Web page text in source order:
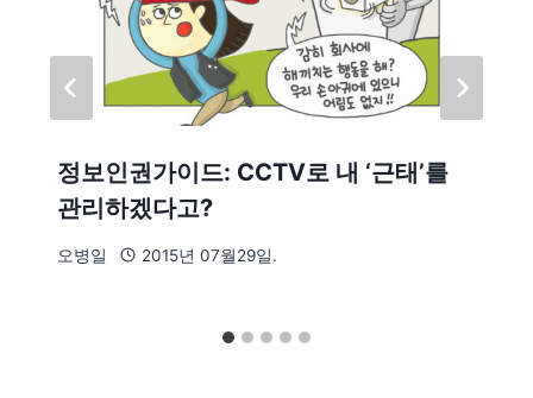
정보인권가이드: CCTV로 내 ‘근태’를
관리하겠다고?
오병일 2015년 07월29일.